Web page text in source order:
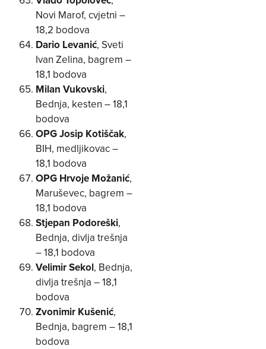
Novi Marof, cvjetni –
18,2 bodova
Dario Levanić, Sveti
Ivan Zelina, bagrem –
18,1 bodova
Milan Vukovski,
Bednja, kesten – 18,1
bodova
OPG Josip Kotiščak,
BIH, medljikovac –
18,1 bodova
OPG Hrvoje Možanić,
Maruševec, bagrem –
18,1 bodova
Stjepan Podoreški,
Bednja, divlja trešnja
– 18,1 bodova
Velimir Sekol, Bednja,
divlja trešnja – 18,1
bodova
Zvonimir Kušenić,
Bednja, bagrem – 18,1
bodova